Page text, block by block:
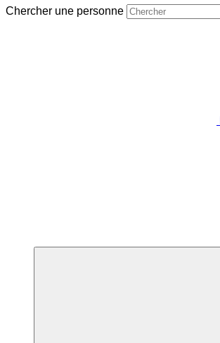
Chercher une personne